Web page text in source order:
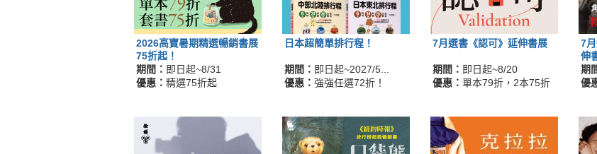
2026高寶暑期精選暢銷書展
75折起！
期間： 即日起~8/31
優惠：精選75折起
日本超簡單排行程！
期間： 即日起~2027/5...
優惠：強強任選72折！
7月選書《認可》延伸書展
期間： 即日起~8/20
優惠：單本79折，2本75折
7
伸
期
優